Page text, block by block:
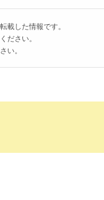
載した情報です。
ださい。
い。